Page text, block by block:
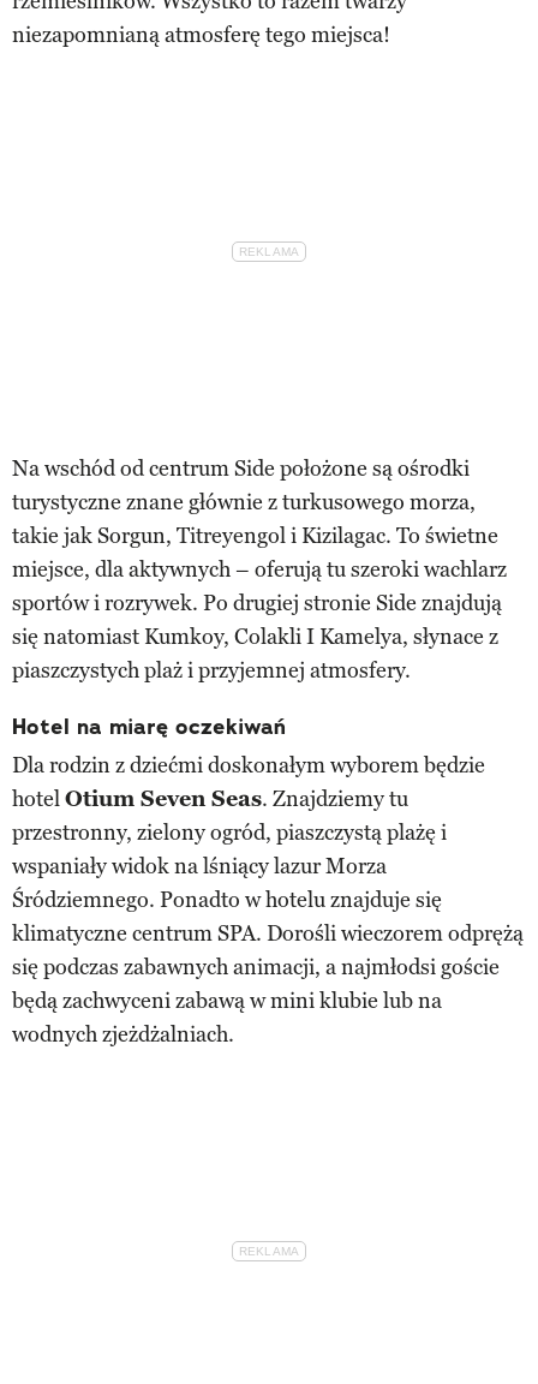
niezapomnianą atmosferę tego miejsca!
Na wschód od centrum Side położone są ośrodki
turystyczne znane głównie z turkusowego morza,
takie jak Sorgun, Titreyengol i Kizilagac. To świetne
miejsce, dla aktywnych – oferują tu szeroki wachlarz
sportów i rozrywek. Po drugiej stronie Side znajdują
się natomiast Kumkoy, Colakli I Kamelya, słynace z
piaszczystych plaż i przyjemnej atmosfery.
Hotel na miarę oczekiwań
Dla rodzin z dziećmi doskonałym wyborem będzie
hotelOtium Seven Seas. Znajdziemy tu
przestronny, zielony ogród, piaszczystą plażę i
wspaniały widok na lśniący lazur Morza
Śródziemnego. Ponadto w hotelu znajduje się
klimatyczne centrum SPA. Dorośli wieczorem odprężą
się podczas zabawnych animacji, a najmłodsi goście
będą zachwyceni zabawą w mini klubie lub na
wodnych zjeżdżalniach.